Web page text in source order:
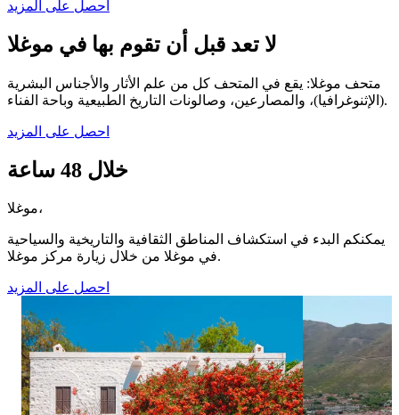
احصل على المزيد
لا تعد قبل أن تقوم بها في موغلا
متحف موغلا: يقع في المتحف كل من علم الأثار والأجناس البشرية
(الإثنوغرافيا)، والمصارعين، وصالونات التاريخ الطبيعية وباحة الفناء.
احصل على المزيد
خلال 48 ساعة
موغلا،
يمكنكم البدء في استكشاف المناطق الثقافية والتاريخية والسياحية
في موغلا من خلال زيارة مركز موغلا.
احصل على المزيد
٧٢
٢
Reflecting Bodrum's unique atmosphere,
With its